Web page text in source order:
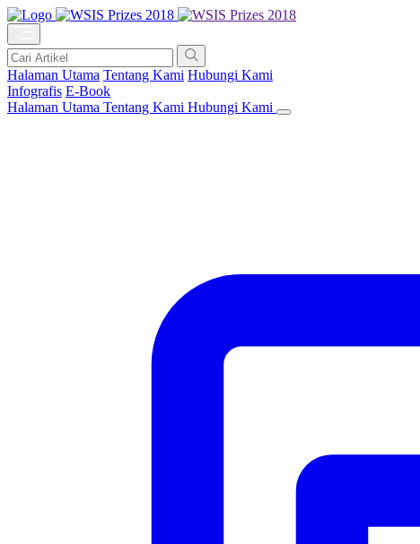
Halaman Utama Tentang Kami Hubungi Kami
Infografis E-Book
Halaman Utama Tentang Kami Hubungi Kami